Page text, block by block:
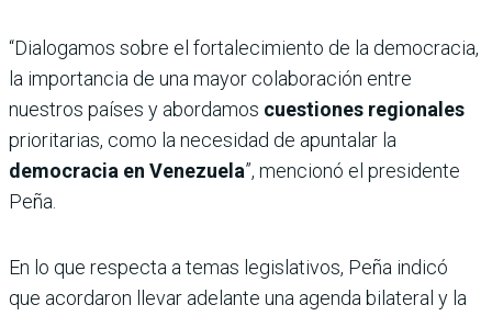
“Dialogamos sobre el fortalecimiento de la democracia,
la importancia de una mayor colaboración entre
nuestros países y abordamos cuestiones regionales
prioritarias, como la necesidad de apuntalar la
democracia en Venezuela”, mencionó el presidente
Peña.
En lo que respecta a temas legislativos, Peña indicó
que acordaron llevar adelante una agenda bilateral y la